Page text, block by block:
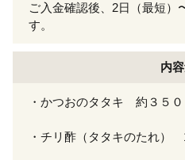
ご入金確認後、2日（最短）
す。
内
・かつおのタタキ 約３５０
・チリ酢（タタキのたれ）